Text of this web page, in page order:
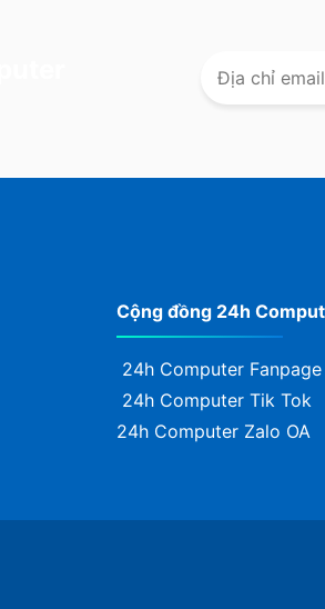
Cộng đồng 24h
24h Computer Fanpage
24h Computer Tik Tok
24h Computer Zalo OA